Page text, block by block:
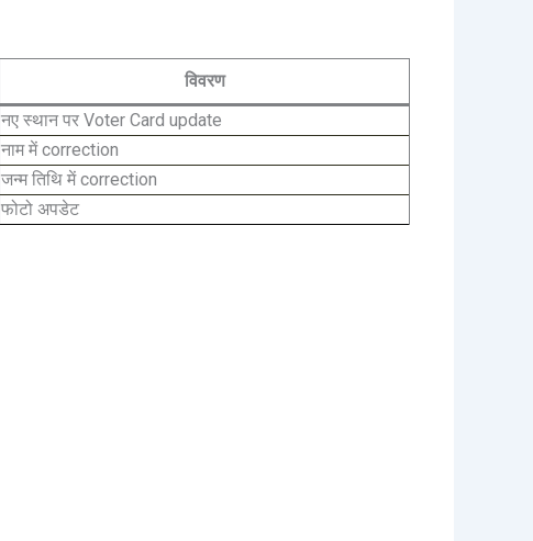
विवरण
नए स्थान पर Voter Card update
नाम में correction
जन्म तिथि में correction
फोटो अपडेट